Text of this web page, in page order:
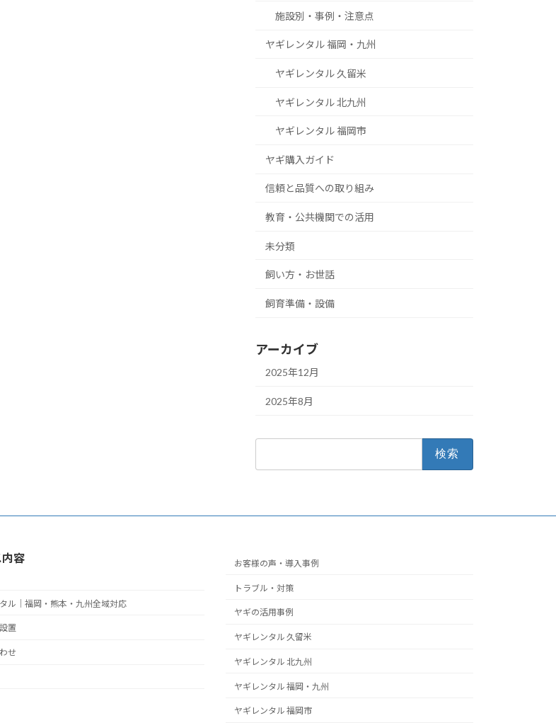
施設別・事例・注意点
ヤギレンタル 福岡・九州
ヤギレンタル 久留米
ヤギレンタル 北九州
ヤギレンタル 福岡市
ヤギ購入ガイド
信頼と品質への取り組み
教育・公共機関での活用
未分類
飼い方・お世話
飼育準備・設備
アーカイブ
2025年12月
2025年8月
容
ル｜福岡・熊本・九州全域対応
置
せ
お客様の声・導入事例
トラブル・対策
ヤギの活用事例
ヤギレンタル 久留米
ヤギレンタル 北九州
ヤギレンタル 福岡・九州
ヤギレンタル 福岡市